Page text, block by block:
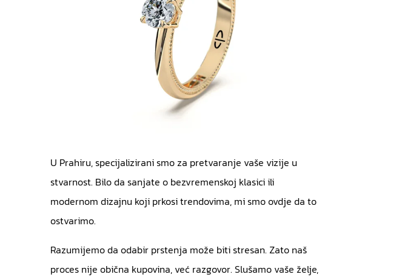
U Prahiru, specijalizirani smo za pretvaranje vaše vizije u
stvarnost. Bilo da sanjate o bezvremenskoj klasici ili
modernom dizajnu koji prkosi trendovima, mi smo ovdje da to
ostvarimo.
Razumijemo da odabir prstenja može biti stresan. Zato naš
proces nije obična kupovina, već razgovor. Slušamo vaše želje,